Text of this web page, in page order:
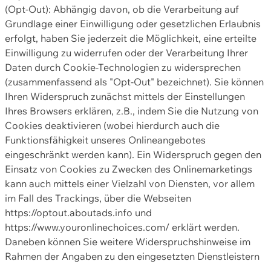
(Opt-Out): Abhängig davon, ob die Verarbeitung auf
Grundlage einer Einwilligung oder gesetzlichen Erlaubnis
erfolgt, haben Sie jederzeit die Möglichkeit, eine erteilte
Einwilligung zu widerrufen oder der Verarbeitung Ihrer
Daten durch Cookie-Technologien zu widersprechen
(zusammenfassend als "Opt-Out" bezeichnet). Sie können
Ihren Widerspruch zunächst mittels der Einstellungen
Ihres Browsers erklären, z.B., indem Sie die Nutzung von
Cookies deaktivieren (wobei hierdurch auch die
Funktionsfähigkeit unseres Onlineangebotes
eingeschränkt werden kann). Ein Widerspruch gegen den
Einsatz von Cookies zu Zwecken des Onlinemarketings
kann auch mittels einer Vielzahl von Diensten, vor allem
im Fall des Trackings, über die Webseiten
https://optout.aboutads.info und
https://www.youronlinechoices.com/ erklärt werden.
Daneben können Sie weitere Widerspruchshinweise im
Rahmen der Angaben zu den eingesetzten Dienstleistern